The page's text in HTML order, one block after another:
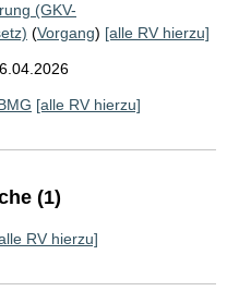
(GKV-
(Vorgang) [alle RV hierzu]
[alle RV hierzu]
(1)
RV hierzu]